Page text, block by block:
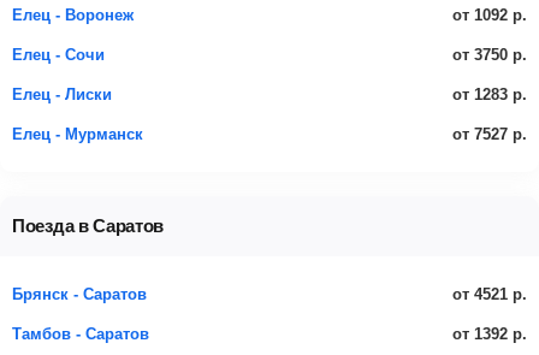
Елец - Воронеж от 1092 р.
Елец - Сочи от 3750 р.
Елец - Лиски от 1283 р.
Елец - Мурманск от 7527 р.
Поезда в Саратов
Брянск - Саратов от 4521 р.
Тамбов - Саратов от 1392 р.